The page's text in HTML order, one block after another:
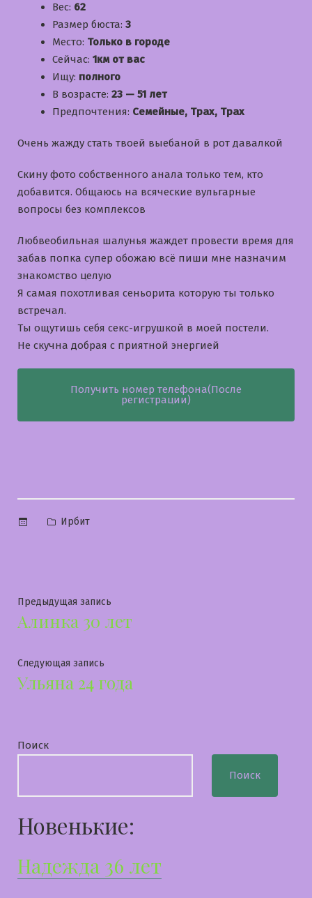
Вес: 62
Размер бюста: 3
Место: Только в городе
Сейчас: 1км от вас
Ищу: полного
В возрасте: 23 — 51 лет
Предпочтения: Семейные, Трах, Трах
Очень жажду стать твоей выебаной в рот давалкой
Скину фото собственного анала только тем, кто
добавится. Общаюсь на всяческие вульгарные
вопросы без комплексов
Любвеобильная шалунья жаждет провести время для
забав попка супер обожаю всё пиши мне назначим
знакомство целую
Я самая похотливая сеньорита которую ты только
встречал.
Ты ощутишь себя секс-игрушкой в моей постели.
Не скучна добрая с приятной энергией
Получить номер телефона(После
регистрации)
Опубликовано
Ирбит
Навигация
по
записям
Предыдущая запись
запись:
Алинка 30 лет
Следующая запись
запись:
Ульяна 24 года
Поиск
Поиск
Новенькие:
Надежда 36 лет